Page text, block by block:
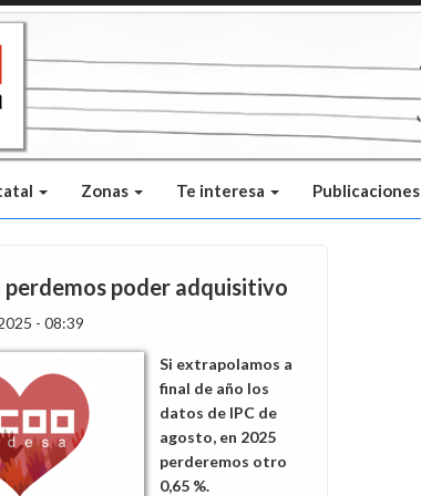
Zonas Te interesa Publicaciones
perdemos poder adquisitivo
- 08:39
Si extrapolamos a
final de año los
datos de IPC de
agosto, en 2025
perderemos otro
0,65 %.